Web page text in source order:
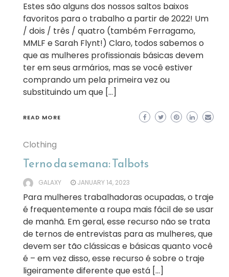
Estes são alguns dos nossos saltos baixos
favoritos para o trabalho a partir de 2022! Um
/ dois / três / quatro (também Ferragamo,
MMLF e Sarah Flynt!) Claro, todos sabemos o
que as mulheres profissionais básicas devem
ter em seus armários, mas se você estiver
comprando um pela primeira vez ou
substituindo um que […]
READ MORE
Clothing
Terno da semana: Talbots
GALAXY JANUARY 14, 2023
Para mulheres trabalhadoras ocupadas, o traje
é frequentemente a roupa mais fácil de se usar
de manhã. Em geral, esse recurso não se trata
de ternos de entrevistas para as mulheres, que
devem ser tão clássicas e básicas quanto você
é – em vez disso, esse recurso é sobre o traje
ligeiramente diferente que está […]